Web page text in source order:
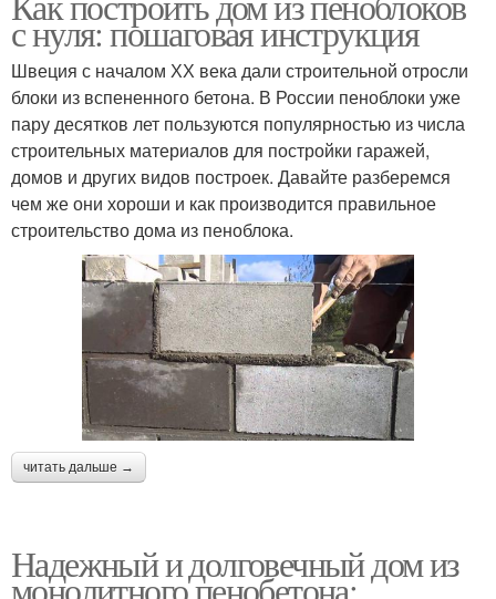
с нуля: пошаговая инструкция
Швеция с началом ХХ века дали строительной отросли
блоки из вспененного бетона. В России пеноблоки уже
пару десятков лет пользуются популярностью из числа
строительных материалов для постройки гаражей,
домов и других видов построек. Давайте разберемся
чем же они хороши и как производится правильное
строительство дома из пеноблока.
читать дальше →
Надежный и долговечный дом из